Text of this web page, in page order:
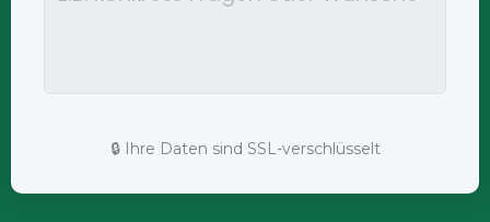
🔒 Ihre Daten sind SSL-verschlüsselt